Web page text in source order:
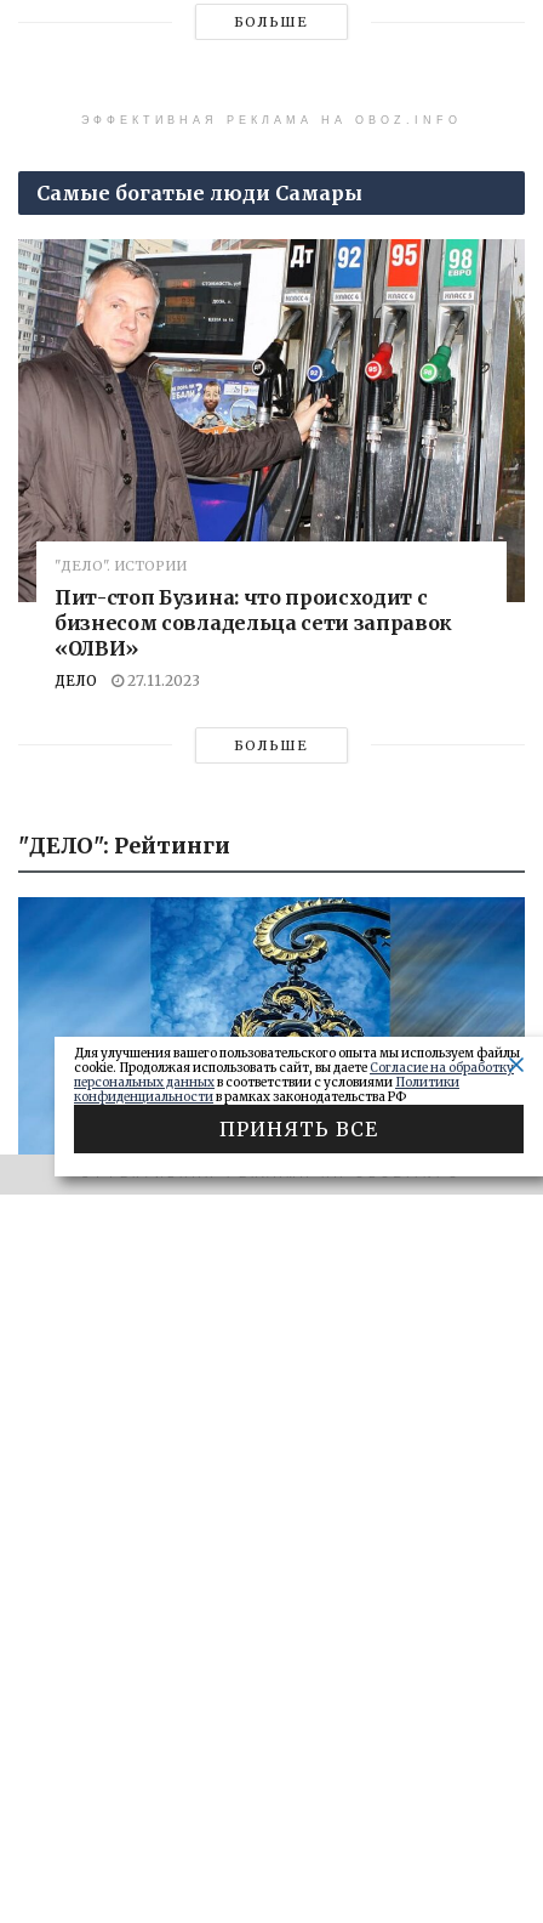
БОЛЬШЕ
ЭФФЕКТИВНАЯ РЕКЛАМА НА OBOZ.INFO
Самые богатые люди Самары
"ДЕЛО". ИСТОРИИ
Пит-стоп Бузина: что происходит с
бизнесом совладельца сети заправок
«ОЛВИ»
ДЕЛО 27.11.2023
БОЛЬШЕ
"ДЕЛО": Рейтинги
Для улучшения вашего пользовательского опыта мы используем файлы
cookie. Продолжая использовать сайт, вы даетеСогласие на обработку
персональных данныхв соответствии с условиями Политики
конфиденциальностив рамках законодательства РФ
ПРИНЯТЬ ВСЕ
ЭФФЕКТИВНАЯ РЕКЛАМА НА OBOZ.INFO